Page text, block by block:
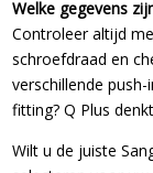
Welke gegevens
Controleer altijd
schroefdraad en
verschillende
fitting? Q Plus
Wilt u de juiste